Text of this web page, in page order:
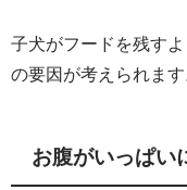
子犬がフードを残す
の要因が考えられます
お腹がいっぱい